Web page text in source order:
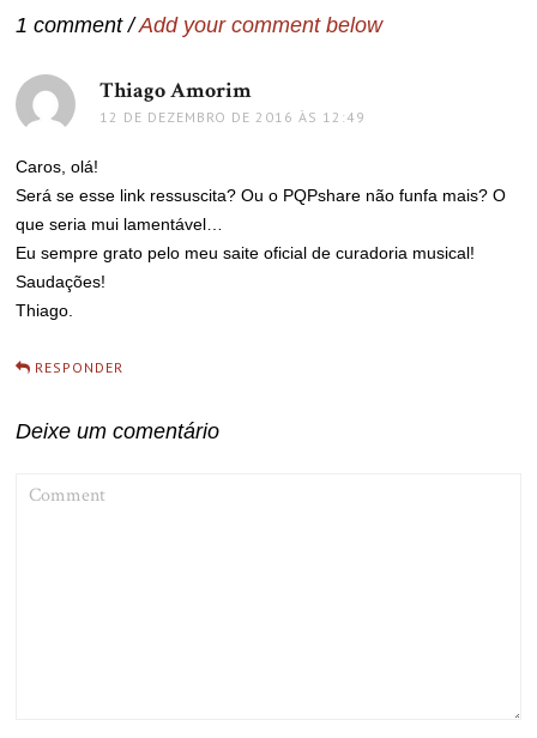
1 comment /Add your comment below
Thiago Amorim
12 DE DEZEMBRO DE 2016 ÀS 12:49
Caros, olá!
Será se esse link ressuscita? Ou o PQPshare não funfa mais? O
que seria mui lamentável…
Eu sempre grato pelo meu saite oficial de curadoria musical!
Saudações!
Thiago.
RESPONDER
Deixe um comentário